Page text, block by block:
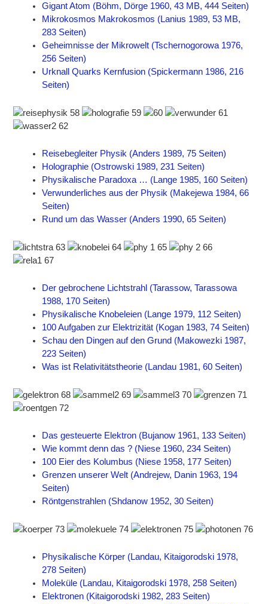
Gigant Atom (Böhm, Dörge 1960, 43 MB, 444 Seiten)
Mikrokosmos Makrokosmos (Lanius 1989, 53 MB,
283 Seiten)
Geheimnisse der Mikrowelt (Tschernogorowa 1976,
256 Seiten)
Urknall Quarks Kernfusion (Spickermann 1986, 216
Seiten)
Reisebegleiter Physik (Anders 1989, 75 Seiten)
Holographie (Ostrowski 1989, 231 Seiten)
Physikalische Paradoxa … (Lange 1985, 160 Seiten)
Verwunderliches aus der Physik (Makejewa 1984, 66
Seiten)
Rund um das Wasser (Anders 1990, 65 Seiten)
Der gebrochene Lichtstrahl (Tarassow, Tarassowa
1988, 170 Seiten)
Physikalische Knobeleien (Lange 1979, 112 Seiten)
100 Aufgaben zur Elektrizität (Kogan 1983, 74 Seiten)
Schau den Dingen auf den Grund (Makowezki 1987,
223 Seiten)
Was ist Relativitätstheorie (Landau 1981, 60 Seiten)
Das gesteuerte Elektron (Bujanow 1961, 133 Seiten)
Wie kommt denn das ? (Niese 1960, 234 Seiten)
100 Eier des Kolumbus (Niese 1958, 177 Seiten)
Grenzen unserer Welt (Andrejew, Danin 1963, 194
Seiten)
Röntgenstrahlen (Shdanow 1952, 30 Seiten)
Physikalische Körper (Landau, Kitaigorodski 1978,
278 Seiten)
Moleküle (Landau, Kitaigorodski 1978, 258 Seiten)
Elektronen (Kitaigorodski 1982, 283 Seiten)